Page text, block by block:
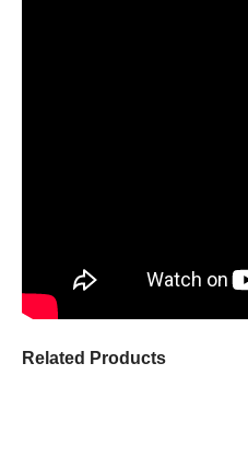
Related Products